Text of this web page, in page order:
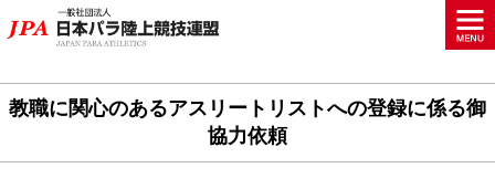
教職に関心のあるアスリートリストへの登録に係る御
協力依頼